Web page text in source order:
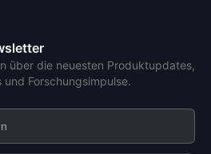
über die neuesten Produktupdates,
Forschungsimpulse.